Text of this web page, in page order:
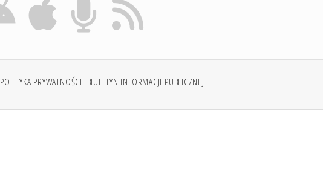
POLITYKA PRYWATNOŚCI BIULETYN INFORMACJI PUBLICZNEJ